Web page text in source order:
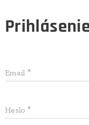
Email
Heslo